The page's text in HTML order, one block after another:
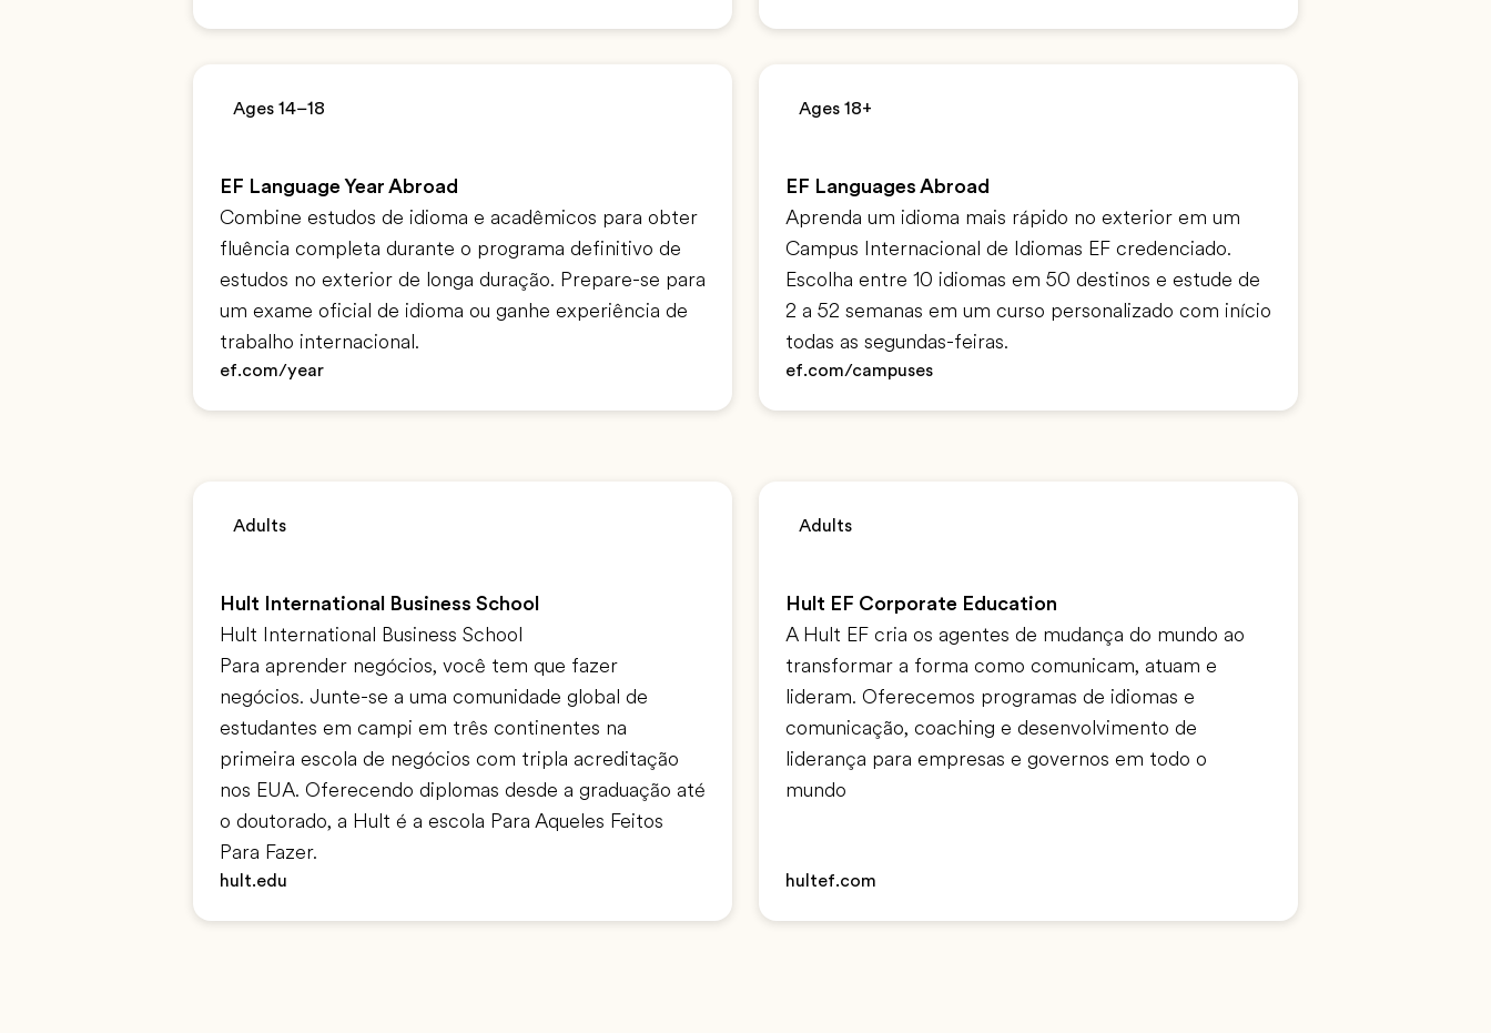
Ages 14–18
EF Language Year Abroad
Combine estudos de idioma e acadêmicos para obter
fluência completa durante o programa definitivo de
estudos no exterior de longa duração. Prepare-se para
um exame oficial de idioma ou ganhe experiência de
trabalho internacional.
ef.com/year
Ages 18+
EF Languages Abroad
Aprenda um idioma mais rápido no exterior em um
Campus Internacional de Idiomas EF credenciado.
Escolha entre 10 idiomas em 50 destinos e estude de
2 a 52 semanas em um curso personalizado com início
todas as segundas-feiras.
ef.com/campuses
Adults
Hult International Business School
Hult International Business School
Para aprender negócios, você tem que fazer
negócios. Junte-se a uma comunidade global de
estudantes em campi em três continentes na
primeira escola de negócios com tripla acreditação
nos EUA. Oferecendo diplomas desde a graduação até
o doutorado, a Hult é a escola Para Aqueles Feitos
Para Fazer.
hult.edu
Adults
Hult EF Corporate Education
A Hult EF cria os agentes de mudança do mundo ao
transformar a forma como comunicam, atuam e
lideram. Oferecemos programas de idiomas e
comunicação, coaching e desenvolvimento de
liderança para empresas e governos em todo o
mundo
hultef.com